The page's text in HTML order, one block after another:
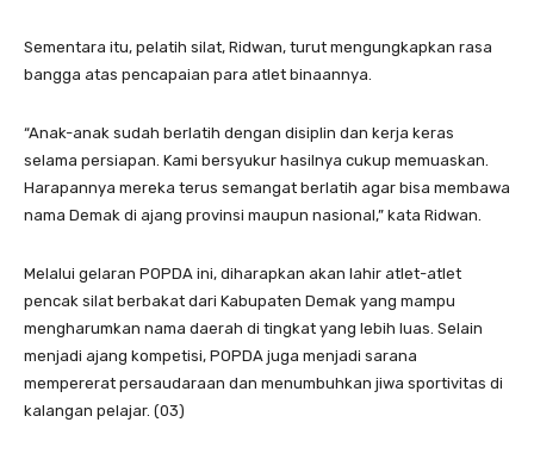
Sementara itu, pelatih silat, Ridwan, turut mengungkapkan rasa
bangga atas pencapaian para atlet binaannya.
“Anak-anak sudah berlatih dengan disiplin dan kerja keras
selama persiapan. Kami bersyukur hasilnya cukup memuaskan.
Harapannya mereka terus semangat berlatih agar bisa membawa
nama Demak di ajang provinsi maupun nasional,” kata Ridwan.
Melalui gelaran POPDA ini, diharapkan akan lahir atlet-atlet
pencak silat berbakat dari Kabupaten Demak yang mampu
mengharumkan nama daerah di tingkat yang lebih luas. Selain
menjadi ajang kompetisi, POPDA juga menjadi sarana
mempererat persaudaraan dan menumbuhkan jiwa sportivitas di
kalangan pelajar. (03)